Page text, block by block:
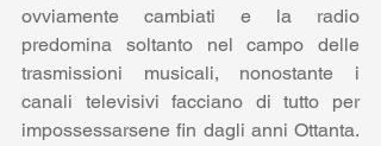
ovviamente cambiati e la radio
predomina soltanto nel campo delle
trasmissioni musicali, nonostante i
canali televisivi facciano di tutto per
impossessarsene fin dagli anni Ottanta.